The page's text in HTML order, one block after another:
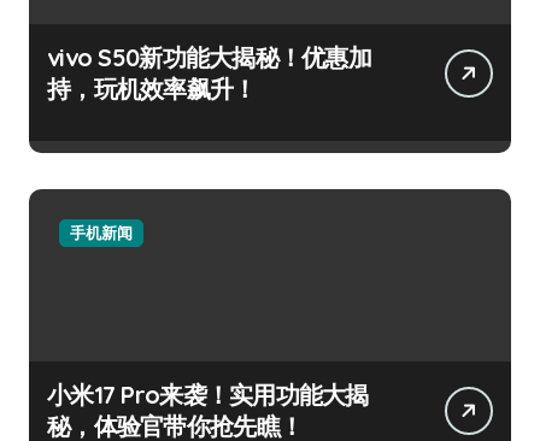
vivo S50新功能大揭秘！优惠加
持，玩机效率飙升！
手机新闻
小米17 Pro来袭！实用功能大揭
秘，体验官带你抢先瞧！